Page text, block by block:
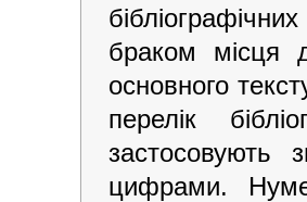
браком місця
основного
перелік
застосовують
цифрами.